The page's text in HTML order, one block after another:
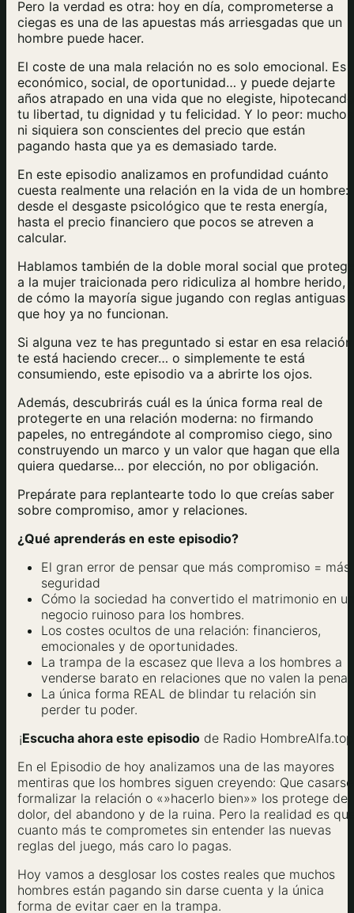
Pero la verdad es otra: hoy en día, comprometerse a
ciegas es una de las apuestas más arriesgadas que un
hombre puede hacer.
El coste de una mala relación no es solo emocional. Es
económico, social, de oportunidad… y puede dejarte
años atrapado en una vida que no elegiste, hipotecando
tu libertad, tu dignidad y tu felicidad. Y lo peor: muchos
ni siquiera son conscientes del precio que están
pagando hasta que ya es demasiado tarde.
En este episodio analizamos en profundidad cuánto
cuesta realmente una relación en la vida de un hombre:
desde el desgaste psicológico que te resta energía,
hasta el precio financiero que pocos se atreven a
calcular.
Hablamos también de la doble moral social que protege
a la mujer traicionada pero ridiculiza al hombre herido,
de cómo la mayoría sigue jugando con reglas antiguas
que hoy ya no funcionan.
Si alguna vez te has preguntado si estar en esa relación
te está haciendo crecer… o simplemente te está
consumiendo, este episodio va a abrirte los ojos.
Además, descubrirás cuál es la única forma real de
protegerte en una relación moderna: no firmando
papeles, no entregándote al compromiso ciego, sino
construyendo un marco y un valor que hagan que ella
quiera quedarse… por elección, no por obligación.
Prepárate para replantearte todo lo que creías saber
sobre compromiso, amor y relaciones.
¿Qué aprenderás en este episodio?
El gran error de pensar que más compromiso = más
seguridad
Cómo la sociedad ha convertido el matrimonio en un
negocio ruinoso para los hombres.
Los costes ocultos de una relación: financieros,
emocionales y de oportunidades.
La trampa de la escasez que lleva a los hombres a
venderse barato en relaciones que no valen la pena.
La única forma REAL de blindar tu relación sin
perder tu poder.
¡Escucha ahora este episodio de Radio
En el Episodio de hoy analizamos una de las mayores
mentiras que los hombres siguen creyendo: Que
formalizar la relación o «»hacerlo bien»» los protege del
dolor, del abandono y de la ruina. Pero la realidad es
cuanto más te comprometes sin entender las nuevas
reglas del juego, más caro lo pagas.
Hoy vamos a desglosar los costes reales que muchos
hombres están pagando sin darse cuenta y la única
forma de evitar caer en la trampa.